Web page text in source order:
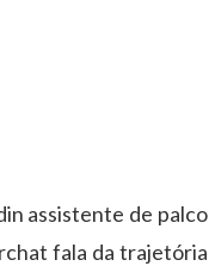
assistente de palco
fala da trajetória